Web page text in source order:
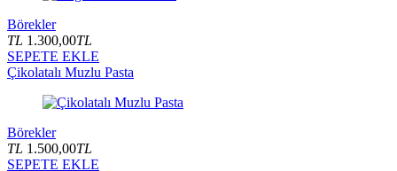
Börekler
TL 1.300,00TL
SEPETE EKLE
Çikolatalı Muzlu Pasta
Börekler
TL 1.500,00TL
SEPETE EKLE